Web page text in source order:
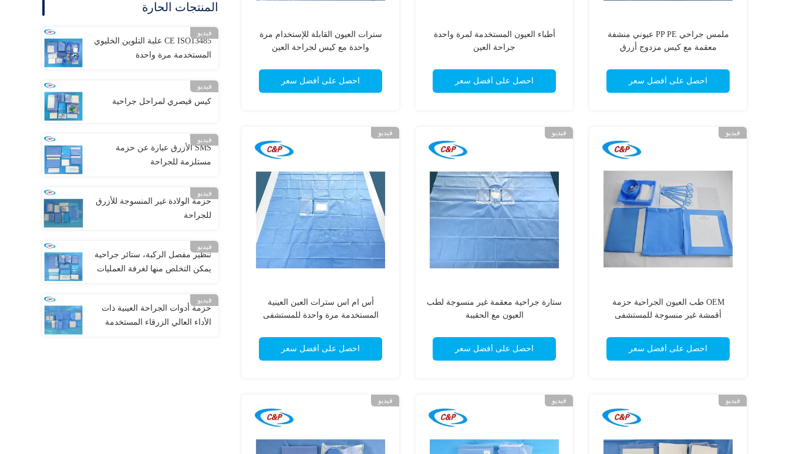
المنتجات الحارة
فيديو
CE ISO13485 علبة التلوين الخليوي
المستخدمة مرة واحدة
فيديو
كيس قيصري لمراحل جراحية
فيديو
SMS الأزرق عبارة عن حزمة
مستلزمة للجراحة
فيديو
حزمة الولادة غير المنسوجة للأزرق
للجراحة
فيديو
تنظير مفصل الركبة، ستائر جراحية
يمكن التخلص منها لغرفة العمليات
فيديو
حزمة أدوات الجراحة العينية ذات
الأداء العالي الزرقاء المستخدمة
سترات العيون القابلة للإستخدام مرة
واحدة مع كيس لجراحة العين
احصل على أفضل سعر
أطباء العيون المستخدمة لمرة واحدة
جراحة العين
احصل على أفضل سعر
ملمس جراحي PP PE عيوني منشفة
معقمة مع كيس مزدوج أزرق
احصل على أفضل سعر
فيديو
أس ام اس سترات العين العينية
المستخدمة مرة واحدة للمستشفى
احصل على أفضل سعر
فيديو
ستارة جراحية معقمة غير منسوجة لطب
العيون مع الحقيبة
احصل على أفضل سعر
فيديو
OEM طب العيون الجراحية حزمة
أقمشة غير منسوجة للمستشفى
احصل على أفضل سعر
فيديو فيديو فيديو